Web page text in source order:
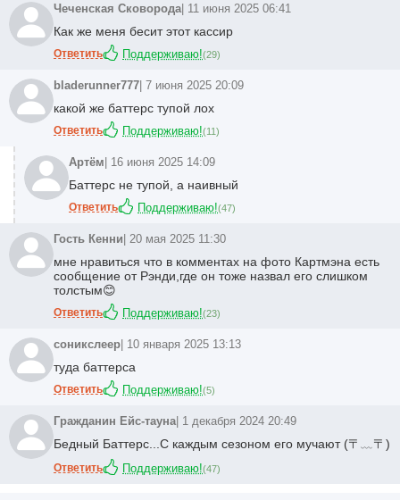
Чеченская Сковорода | 11 июня 2025 06:41
Как же меня бесит этот кассир
Ответить Поддерживаю!(29)
bladerunner777 | 7 июня 2025 20:09
какой же баттерс тупой лох
Ответить Поддерживаю!(11)
Артём | 16 июня 2025 14:09
Баттерс не тупой, а наивный
Ответить Поддерживаю!(47)
Гость Кенни | 20 мая 2025 11:30
мне нравиться что в комментах на фото Картмэна есть
сообщение от Рэнди,где он тоже назвал его слишком
толстым😊
Ответить Поддерживаю!(23)
соникслеер | 10 января 2025 13:13
туда баттерса
Ответить Поддерживаю!(5)
Гражданин Ейс-тауна | 1 декабря 2024 20:49
Бедный Баттерс...С каждым сезоном его мучают (⁠〒⁠﹏⁠〒⁠)
Ответить Поддерживаю!(47)